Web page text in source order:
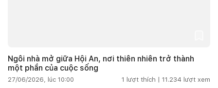
Ngôi nhà mở giữa Hội An, nơi thiên nhiên trở thành
một phần của cuộc sống
27/06/2026, lúc 10:00 1 lượt thích | 11.234 lượt xem